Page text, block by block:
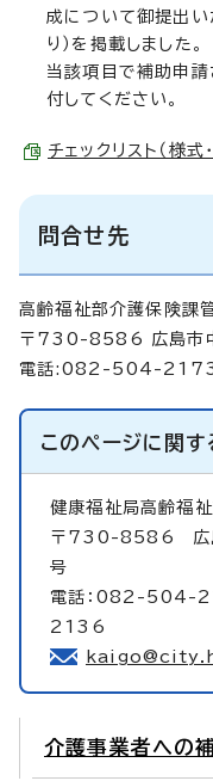
成について御提出い
り）を掲載しました。
当該項目で補助申請
付してください。
チェックリスト（様
問合せ先
高齢福祉部介護保険課
〒730-8586 広島市
電話:082-504-
このページに関す
健康福祉局高齢福
〒730-8586 広島
号
電話：082-504-
2136
介護事業者への